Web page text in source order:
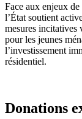
Face aux enjeux
l’État soutient
mesures incitatives
pour les jeunes
l’investissement
résidentiel.
Donations